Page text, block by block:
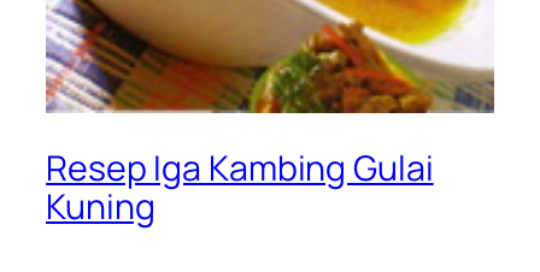
Resep Iga Kambing Gulai
Kuning